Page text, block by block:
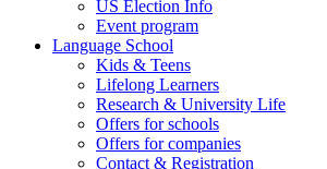
US Election Info
Event program
Language School
Kids & Teens
Lifelong Learners
Research & University Life
Offers for schools
Offers for companies
Contact & Registration